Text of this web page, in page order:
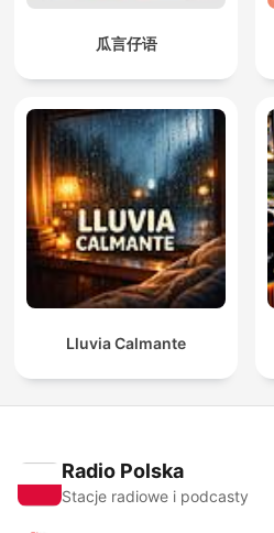
瓜言仔语
Lluvia Calmante
Radio Polska
Stacje radiowe i podcasty